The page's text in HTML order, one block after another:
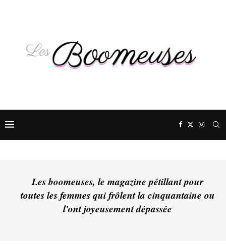
Les boomeuses, le magazine pétillant pour
toutes les femmes qui frôlent la cinquantaine ou
l'ont joyeusement dépassée